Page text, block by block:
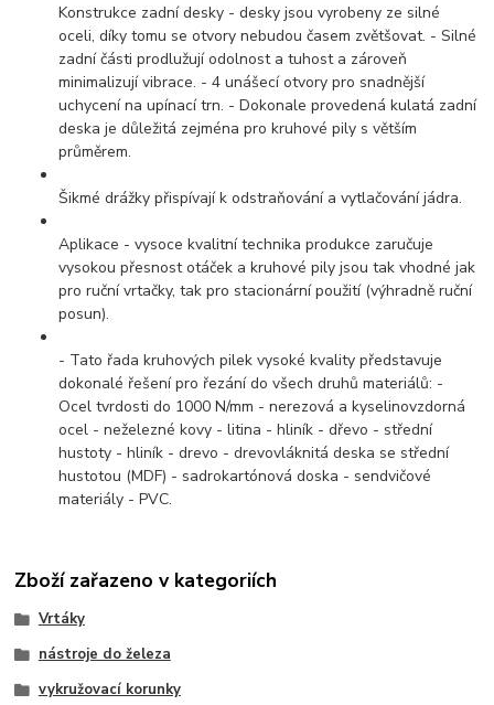
Konstrukce zadní desky - desky jsou vyrobeny ze silné
oceli, díky tomu se otvory nebudou časem zvětšovat. - Silné
zadní části prodlužují odolnost a tuhost a zároveň
minimalizují vibrace. - 4 unášecí otvory pro snadnější
uchycení na upínací trn. - Dokonale provedená kulatá zadní
deska je důležitá zejména pro kruhové pily s větším
průměrem.
Šikmé drážky přispívají k odstraňování a vytlačování jádra.
Aplikace - vysoce kvalitní technika produkce zaručuje
vysokou přesnost otáček a kruhové pily jsou tak vhodné jak
pro ruční vrtačky, tak pro stacionární použití (výhradně ruční
posun).
- Tato řada kruhových pilek vysoké kvality představuje
dokonalé řešení pro řezání do všech druhů materiálů: -
Ocel tvrdosti do 1000 N/mm - nerezová a kyselinovzdorná
ocel - neželezné kovy - litina - hliník - dřevo - střední
hustoty - hliník - drevo - drevovláknitá deska se střední
hustotou (MDF) - sadrokartónová doska - sendvičové
materiály - PVC.
Zboží zařazeno v kategoriích
Vrtáky
nástroje do železa
vykružovací korunky